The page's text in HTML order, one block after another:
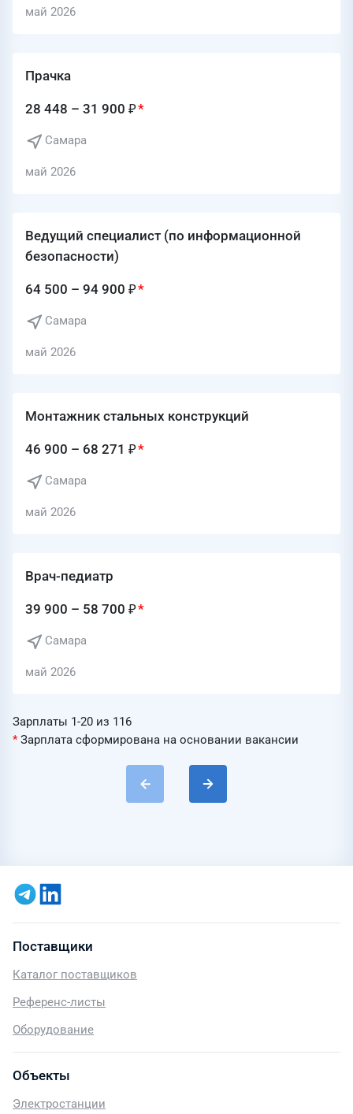
май 2026
Прачка
28 448 – 31 900 ₽
Самара
май 2026
Ведущий специалист (по информационной
безопасности)
64 500 – 94 900 ₽
Самара
май 2026
Монтажник стальных конструкций
46 900 – 68 271 ₽
Самара
май 2026
Врач-педиатр
39 900 – 58 700 ₽
Самара
май 2026
Зарплаты 1-20 из 116
*Зарплата сформирована на основании вакансии
Поставщики
Каталог поставщиков
Референс-листы
Оборудование
Объекты
Электростанции